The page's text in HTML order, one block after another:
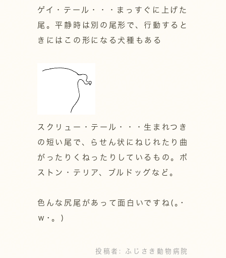
ゲイ・テール・・・まっすぐに上げた
尾。平静時は別の尾形で、行動すると
きにはこの形になる犬種もある
スクリュー・テール・・・生まれつき
の短い尾で、らせん状にねじれたり曲
がったりくねったりしているもの。ボ
ストン・テリア、ブルドッグなど。
色んな尻尾があって面白いですね(｡･
ｗ･｡ )
投稿者: ふじさき動物病院